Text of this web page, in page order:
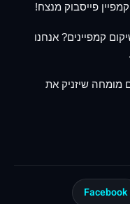
פייסבוק מנצח!
קמפיינים? אנחנו
.
מומחה שיזניק את
Facebook